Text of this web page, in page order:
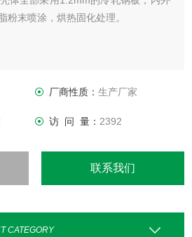
粉末喷涂，烘热固化处理。
厂商性质： 生产厂家
访 问 量： 2392
联系我们
CATEGORY